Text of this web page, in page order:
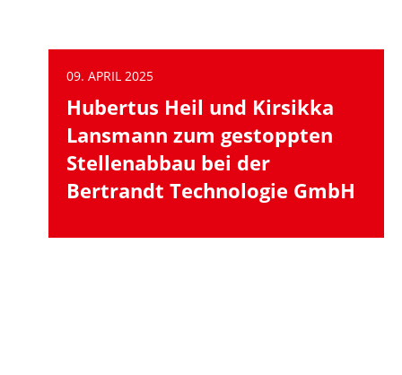
09. APRIL 2025
Hubertus Heil und Kirsikka
Lansmann zum gestoppten
Stellenabbau bei der
Bertrandt Technologie GmbH